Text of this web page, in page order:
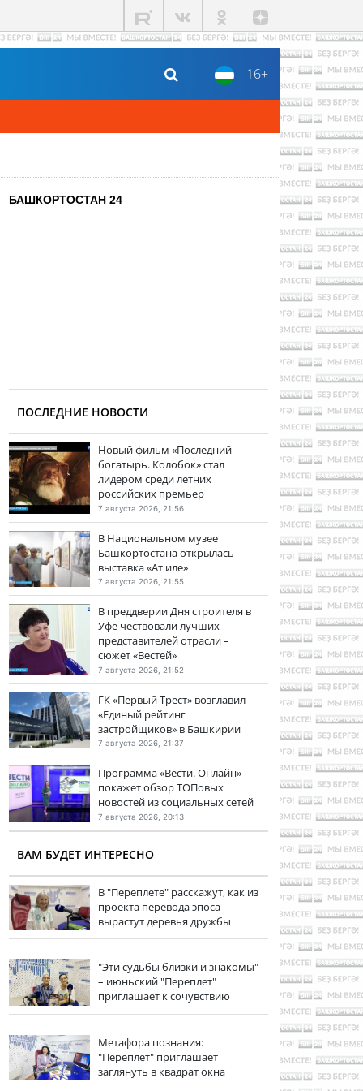
16+
БАШКОРТОСТАН 24
ПОСЛЕДНИЕ НОВОСТИ
Новый фильм «Последний
богатырь. Колобок» стал
лидером среди летних
российских премьер
7 августа 2026, 21:56
В Национальном музее
Башкортостана открылась
выставка «Ат иле»
7 августа 2026, 21:55
В преддверии Дня строителя в
Уфе чествовали лучших
представителей отрасли –
сюжет «Вестей»
7 августа 2026, 21:52
ГК «Первый Трест» возглавил
«Единый рейтинг
застройщиков» в Башкирии
7 августа 2026, 21:37
Программа «Вести. Онлайн»
покажет обзор ТОПовых
новостей из социальных сетей
7 августа 2026, 20:13
ВАМ БУДЕТ ИНТЕРЕСНО
В "Переплете" расскажут, как из
проекта перевода эпоса
вырастут деревья дружбы
"Эти судьбы близки и знакомы"
– июньский "Переплет"
приглашает к сочувствию
Метафора познания:
"Переплет" приглашает
заглянуть в квадрат окна